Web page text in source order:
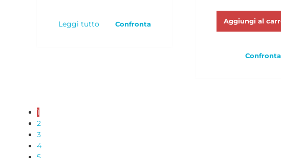
Leggi tutto Confronta Aggiungi al
Confronta
1
2
3
4